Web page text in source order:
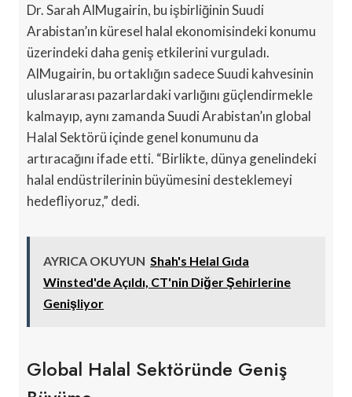
Dr. Sarah AlMugairin, bu işbirliğinin Suudi
Arabistan’ın küresel halal ekonomisindeki konumu
üzerindeki daha geniş etkilerini vurguladı.
AlMugairin, bu ortaklığın sadece Suudi kahvesinin
uluslararası pazarlardaki varlığını güçlendirmekle
kalmayıp, aynı zamanda Suudi Arabistan’ın global
Halal Sektörü içinde genel konumunu da
artıracağını ifade etti. “Birlikte, dünya genelindeki
halal endüstrilerinin büyümesini desteklemeyi
hedefliyoruz,” dedi.
AYRICA OKUYUN Shah's Helal Gıda
Winsted'de Açıldı, CT'nin Diğer Şehirlerine
Genişliyor
Global Halal Sektöründe Geniş